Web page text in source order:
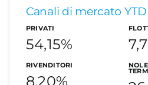
Le auto elettriche
Nel mese di agosto le
auto elettriche sono pari
4.057 dello stesso mese
differenza di -1.647 unità
Canali di mercato YTD
PRIVATI
54,15%
RIVENDITORI
8,20%